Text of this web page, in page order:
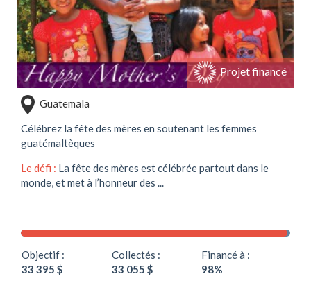
Projet financé
Soutenir ce projet
Guatemala
Célébrez la fête des mères en soutenant les femmes
guatémaltèques
Le défi : La fête des mères est célébrée partout dans le
monde, et met à l’honneur des ...
Objectif :
33 395 $
Collectés :
33 055 $
Financé à :
98%